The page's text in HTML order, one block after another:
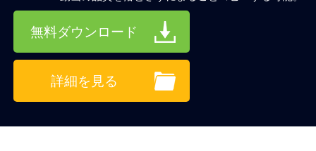
無料ダウンロード
詳細を見る